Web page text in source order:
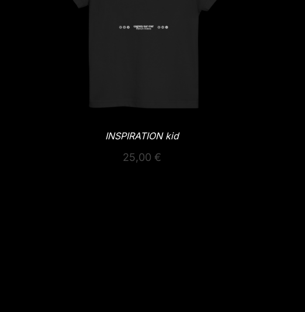
INSPIRATION kid
25,00 €